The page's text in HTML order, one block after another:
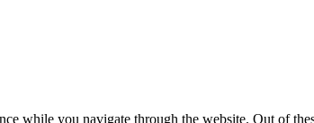
while you navigate through the website. Out of